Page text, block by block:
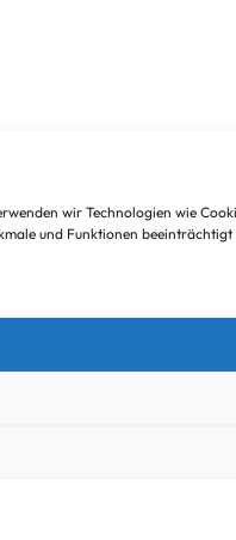
wir Technologien wie
und Funktionen